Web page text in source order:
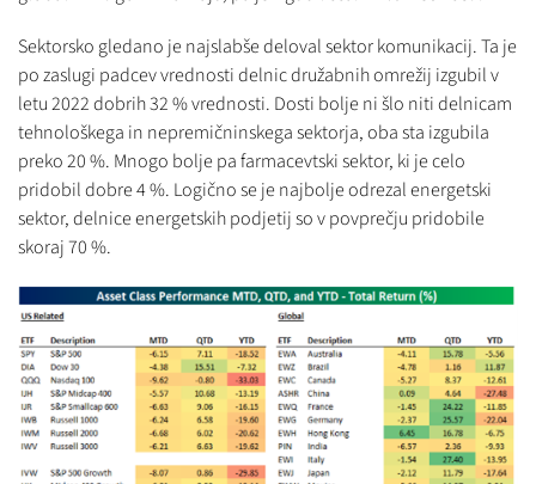
Sektorsko gledano je najslabše deloval sektor komunikacij. Ta je
po zaslugi padcev vrednosti delnic družabnih omrežij izgubil v
letu 2022 dobrih 32 % vrednosti. Dosti bolje ni šlo niti delnicam
tehnološkega in nepremičninskega sektorja, oba sta izgubila
preko 20 %. Mnogo bolje pa farmacevtski sektor, ki je celo
pridobil dobre 4 %. Logično se je najbolje odrezal energetski
sektor, delnice energetskih podjetij so v povprečju pridobile
skoraj 70 %.